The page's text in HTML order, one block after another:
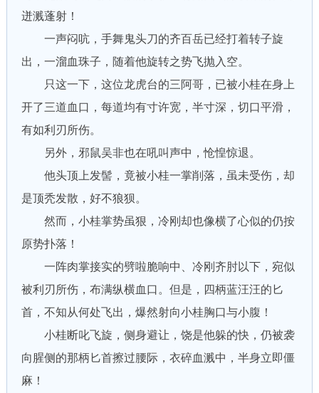
迸溅蓬射！
一声闷吭，手舞鬼头刀的齐百岳已经打着转子旋
出，一溜血珠子，随着他旋转之势飞抛入空。
只这一下，这位龙虎台的三阿哥，已被小桂在身上
开了三道血口，每道均有寸许宽，半寸深，切口平滑，
有如利刃所伤。
另外，邪鼠吴非也在吼叫声中，怆惶惊退。
他头顶上发髻，竟被小桂一掌削落，虽未受伤，却
是顶秃发散，好不狼狈。
然而，小桂掌势虽狠，冷刚却也像横了心似的仍按
原势扑落！
一阵肉掌接实的劈啦脆响中、冷刚齐肘以下，宛似
被利刃所伤，布满纵横血口。但是，四柄蓝汪汪的匕
首，不知从何处飞出，爆然射向小桂胸口与小腹！
小桂断叱飞旋，侧身避让，饶是他躲的快，仍被袭
向腥侧的那柄匕首擦过腰际，衣碎血溅中，半身立即僵
麻！